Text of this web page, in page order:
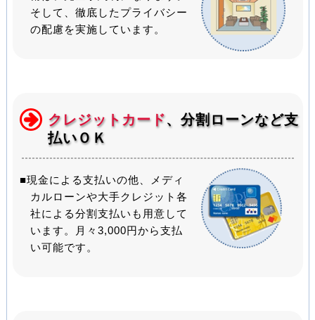
そして、徹底したプライバシー
の配慮を実施しています。
クレジットカード、分割ローンなど支
払いＯＫ
■現金による支払いの他、メディ
カルローンや大手クレジット各
社による分割支払いも用意して
います。月々3,000円から支払
い可能です。